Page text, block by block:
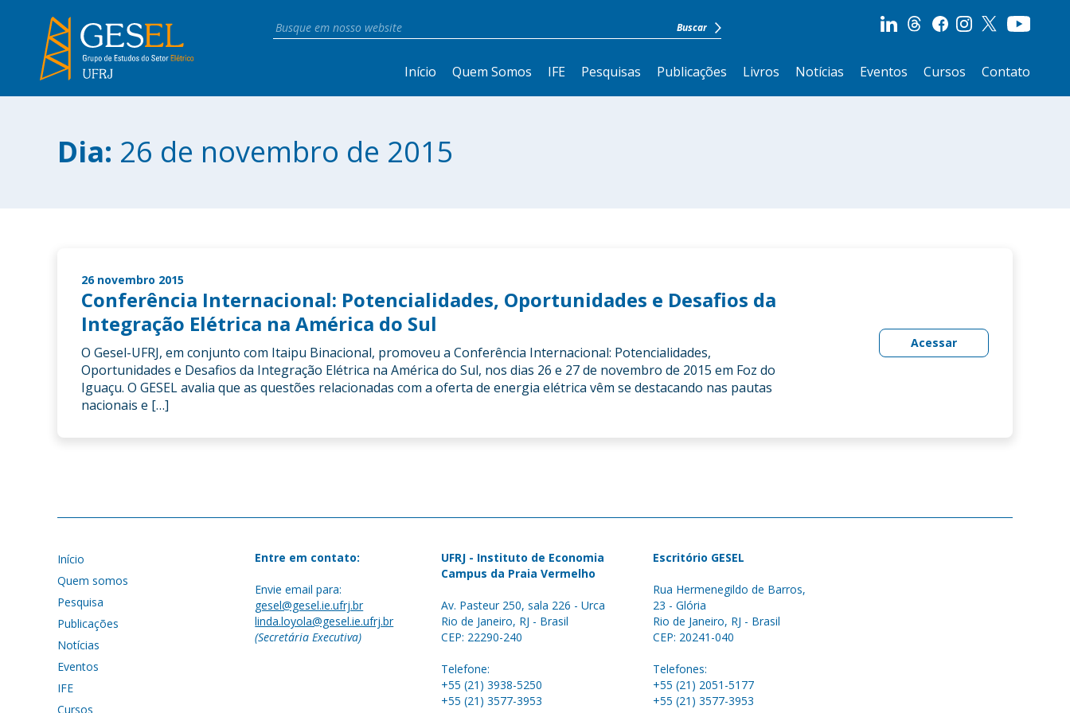
Início Quem Somos IFE Pesquisas Publicações Livros Notícias Eventos Cursos Contato
Dia: 26 de novembro de 2015
26 novembro 2015
Conferência Internacional: Potencialidades, Oportunidades e Desafios da
Integração Elétrica na América do Sul
O Gesel-UFRJ, em conjunto com Itaipu Binacional, promoveu a Conferência Internacional: Potencialidades,
Oportunidades e Desafios da Integração Elétrica na América do Sul, nos dias 26 e 27 de novembro de 2015 em Foz do
Iguaçu. O GESEL avalia que as questões relacionadas com a oferta de energia elétrica vêm se destacando nas pautas
nacionais e […]
Acessar
Início
Quem somos
Pesquisa
Publicações
Notícias
Eventos
IFE
Cursos
Entre em contato:
Envie email para:
gesel@gesel.ie.ufrj.br
linda.loyola@gesel.ie.ufrj.br
(Secretária Executiva)
UFRJ - Instituto de Economia
Campus da Praia Vermelho
Av. Pasteur 250, sala 226 - Urca
Rio de Janeiro, RJ - Brasil
CEP: 22290-240
Telefone:
+55 (21) 3938-5250
+55 (21) 3577-3953
Escritório GESEL
Rua Hermenegildo de Barros,
23 - Glória
Rio de Janeiro, RJ - Brasil
CEP: 20241-040
Telefones:
+55 (21) 2051-5177
+55 (21) 3577-3953